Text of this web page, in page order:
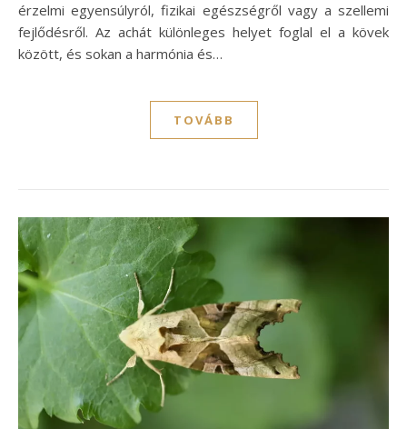
érzelmi egyensúlyról, fizikai egészségről vagy a szellemi
fejlődésről. Az achát különleges helyet foglal el a kövek
között, és sokan a harmónia és…
TOVÁBB